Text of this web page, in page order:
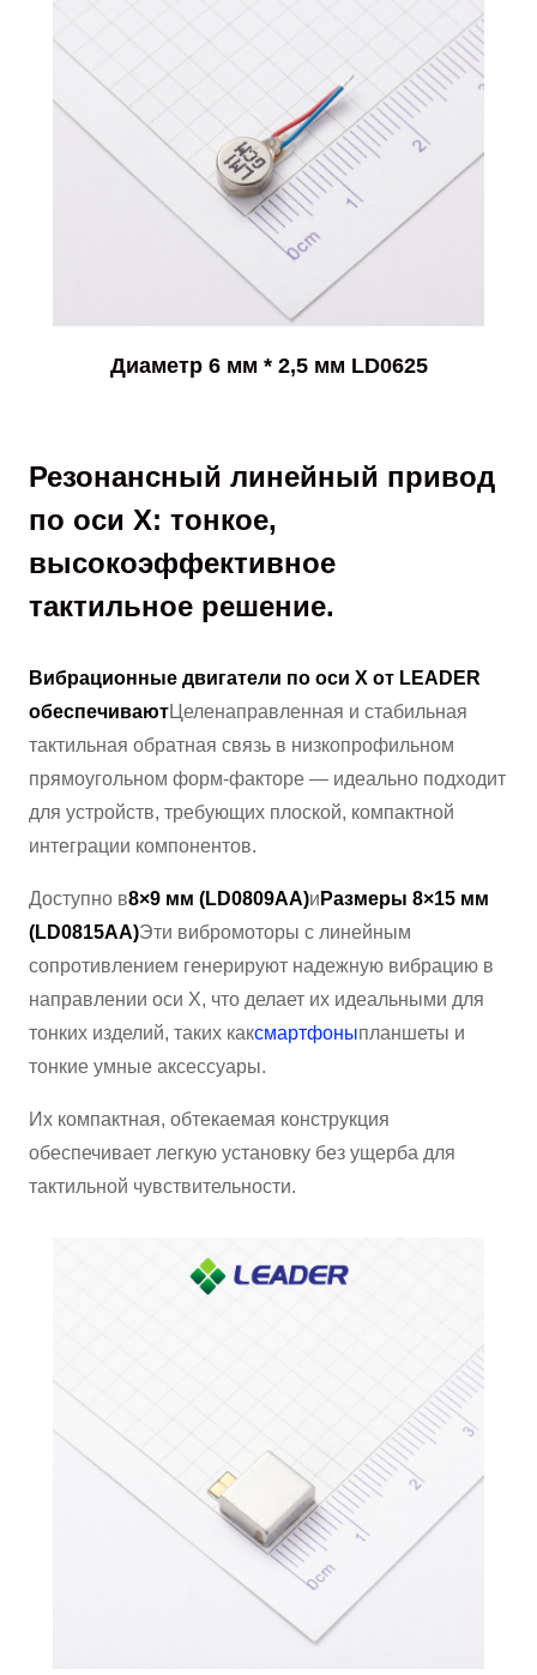
Диаметр 6 мм * 2,5 мм LD0625
Резонансный линейный привод
по оси X: тонкое,
высокоэффективное
тактильное решение.
Вибрационные двигатели по оси X от LEADER
обеспечиваютЦеленаправленная и стабильная
тактильная обратная связь в низкопрофильном
прямоугольном форм-факторе — идеально подходит
для устройств, требующих плоской, компактной
интеграции компонентов.
Доступно в8×9 мм (LD0809AA)и Размеры 8×15 мм
(LD0815AA)Эти вибромоторы с линейным
сопротивлением генерируют надежную вибрацию в
направлении оси X, что делает их идеальными для
тонких изделий, таких каксмартфоныпланшеты и
тонкие умные аксессуары.
Их компактная, обтекаемая конструкция
обеспечивает легкую установку без ущерба для
тактильной чувствительности.